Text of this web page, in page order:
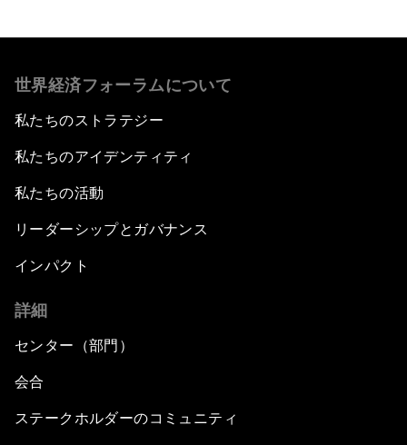
世界経済フォーラムについて
私たちのストラテジー
私たちのアイデンティティ
私たちの活動
リーダーシップとガバナンス
インパクト
詳細
センター（部門）
会合
ステークホルダーのコミュニティ